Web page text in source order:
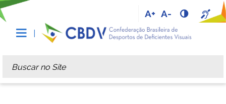
A+ A-
Busca
Busca Avançada…